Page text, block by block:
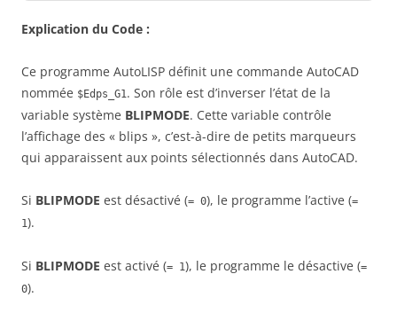
Explication du Code :
Ce programme AutoLISP définit une commande AutoCAD
nommée $Edps_G1 . Son rôle est d’inverser l’état de la
variable système BLIPMODE. Cette variable contrôle
l’affichage des « blips », c’est-à-dire de petits marqueurs
qui apparaissent aux points sélectionnés dans AutoCAD.
Si BLIPMODE est désactivé (= 0), le programme l’active (=
1).
Si BLIPMODE est activé (= 1), le programme le désactive (=
0).